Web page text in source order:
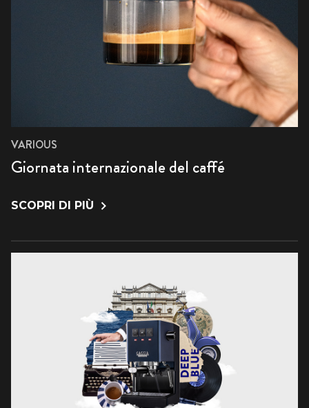
VARIOUS
Giornata internazionale del caffé
SCOPRI DI PIÙ